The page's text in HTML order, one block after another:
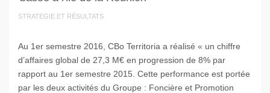
STRATEGIE ET RÉSULTATS
Au 1er semestre 2016, CBo Territoria a réalisé « un chiffre
d’affaires global de 27,3 M€ en progression de 8% par
rapport au 1er semestre 2015. Cette performance est portée
par les deux activités du Groupe : Foncière et Promotion